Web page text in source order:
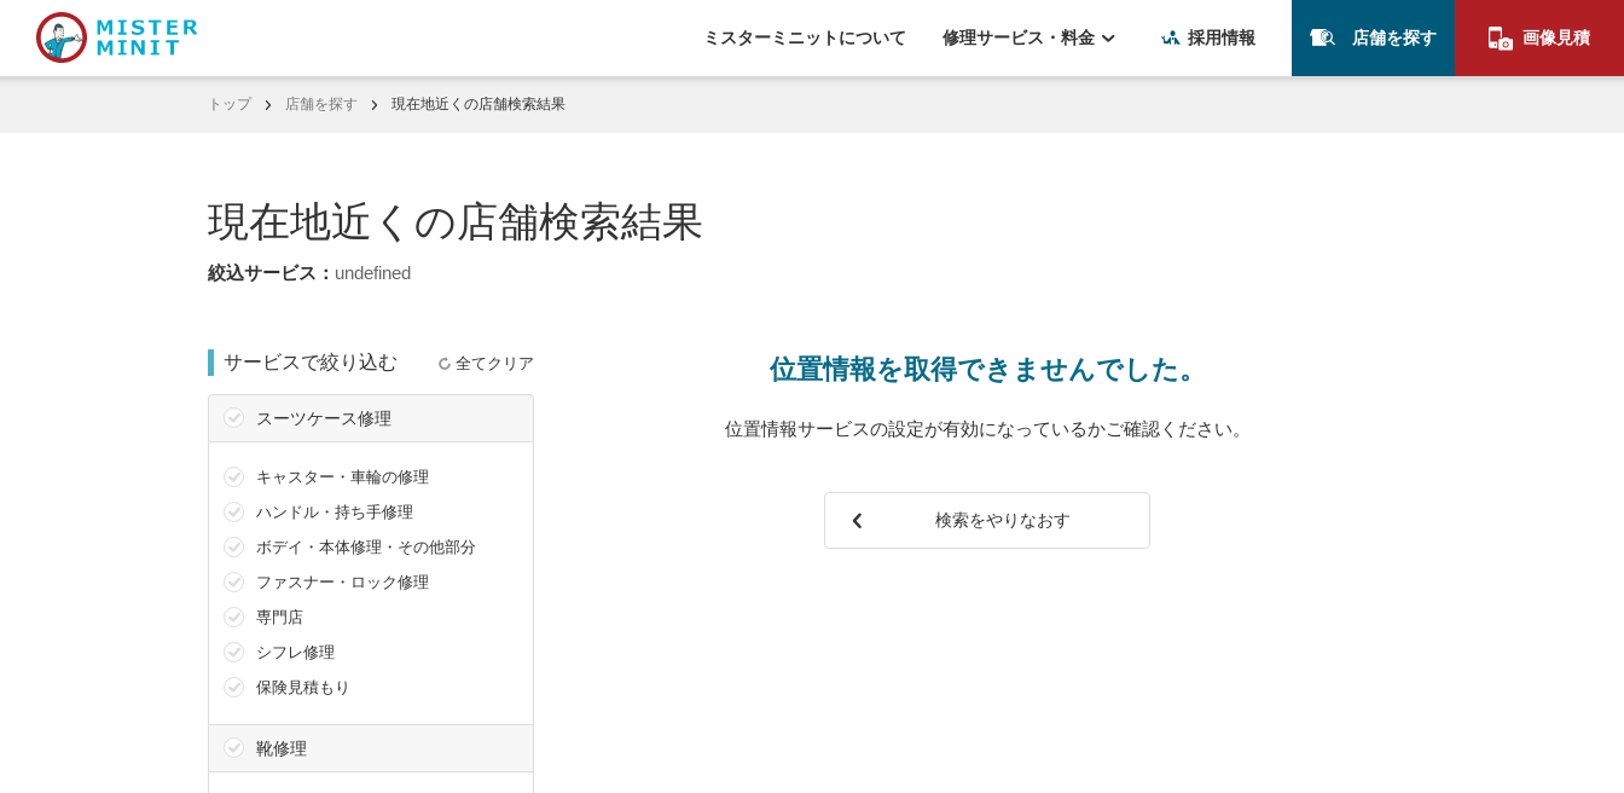
ミスターミニットについて 修理サービス・料金 採用情報 店舗を探す 画像見積
トップ 店舗を探す 現在地近くの店舗検索結果
現在地近くの店舗検索結果
undefined
位置情報を取得できませんでした。
位置情報サービスの設定が有効になっているかご確認ください。
検索をやりなおす
サービスで絞り込む 全てクリア
スーツケース修理
キャスター・車輪の修理
ハンドル・持ち手修理
ボデイ・本体修理・その他部分
ファスナー・ロック修理
専門店
シフレ修理
保険見積もり
靴修理